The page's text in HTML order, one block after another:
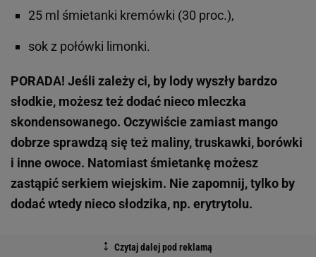
25 ml śmietanki kremówki (30 proc.),
sok z połówki limonki.
PORADA! Jeśli zależy ci, by lody wyszły bardzo
słodkie, możesz też dodać nieco mleczka
skondensowanego. Oczywiście zamiast mango
dobrze sprawdzą się też maliny, truskawki, borówki
i inne owoce. Natomiast śmietankę możesz
zastąpić serkiem wiejskim. Nie zapomnij, tylko by
dodać wtedy nieco słodzika, np. erytrytolu.